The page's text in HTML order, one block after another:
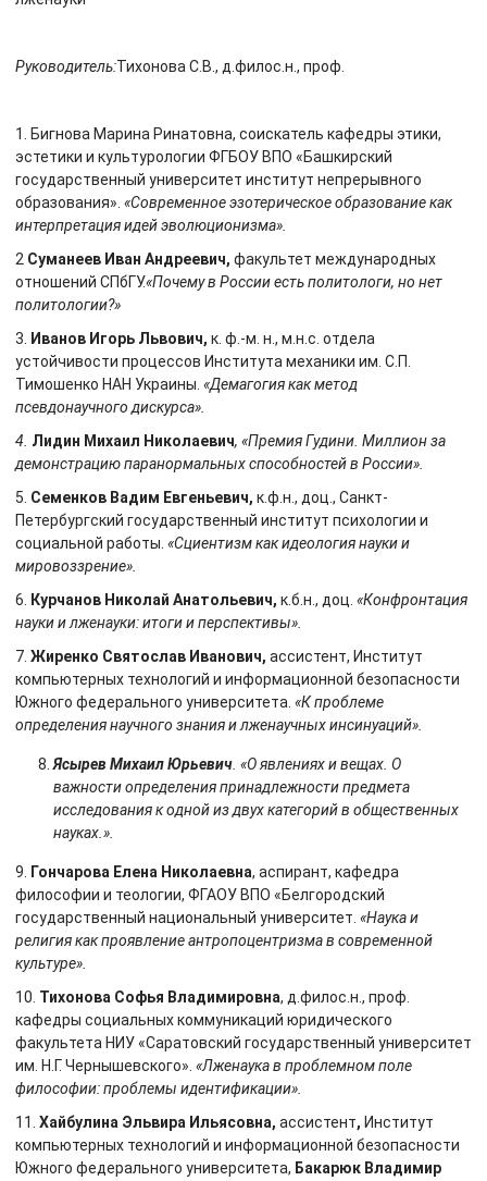
Руководитель:Тихонова С.В., д.филос.н., проф.
1. Бигнова Марина Ринатовна, соискатель кафедры этики,
эстетики и культурологии ФГБОУ ВПО «Башкирский
государственный университет институт непрерывного
образования». «Современное эзотерическое образование как
интерпретация идей эволюционизма».
2 Суманеев Иван Андреевич, факультет международных
отношений СПбГУ.«Почему в России есть политологи, но нет
политологии?»
3.
Иванов Игорь Львович, к. ф.-м. н., м.н.с. отдела
устойчивости процессов Института механики им. С.П.
Тимошенко НАН Украины. «Демагогия как метод
псевдонаучного дискурса».
4. Лидин Михаил Николаевич, «Премия Гудини. Миллион за
демонстрацию паранормальных способностей в России».
5. Семенков Вадим Евгеньевич, к.ф.н., доц., Санкт-
Петербургский государственный институт психологии и
социальной работы. «Сциентизм как идеология науки и
мировоззрение».
6.
Курчанов Николай Анатольевич, к.б.н., доц. «Конфронтация
науки и лженауки: итоги и перспективы».
7. Жиренко Святослав Иванович, ассистент, Институт
компьютерных технологий и информационной безопасности
Южного федерального университета. «К проблеме
определения научного знания и лженаучных инсинуаций».
Ясырев Михаил Юрьевич . «О явлениях и вещах. О
важности определения принадлежности предмета
исследования к одной из двух категорий в общественных
науках.».
9. Гончарова Елена Николаевна, аспирант, кафедра
философии и теологии, ФГАОУ ВПО «Белгородский
государственный национальный университет. «Наука и
религия как проявление антропоцентризма в современной
культуре».
10. Тихонова Софья Владимировна, д.филос.н., проф.
кафедры социальных коммуникаций юридического
факультета НИУ «Саратовский государственный университет
им. Н.Г. Чернышевского». «Лженаука в проблемном поле
философии: проблемы идентификации».
11. Хайбулина Эльвира Ильясовна, ассистент, Институт
компьютерных технологий и информационной безопасности
Южного федерального университета, Бакарюк Владимир